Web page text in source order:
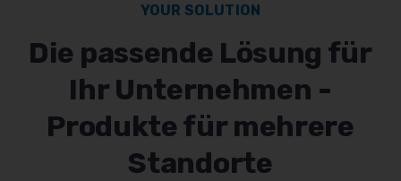
YOUR SOLUTION
Die passende Lösung für
Ihr Unternehmen -
Produkte für mehrere
Standorte